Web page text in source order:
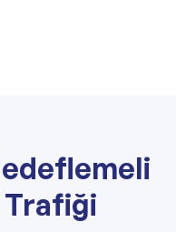
Trafiği